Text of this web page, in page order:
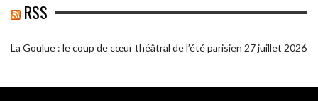
RSS
La Goulue : le coup de cœur théâtral de l’été parisien 27 juillet 2026